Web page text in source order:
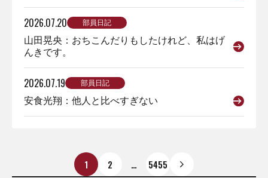
2026.07.20 部員日記
山田晃央：おちこんだりもしたけれど、私はげ
んきです。
2026.07.19 部員日記
安食光翔：他人と比べすぎない
1 2 … 5455